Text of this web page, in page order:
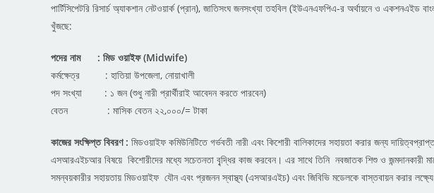
পার্টিসিপেটরি রিসার্চ অ্যাকশান নেটওয়ার্ক (প্রান), জাতিসংঘ জনসংখ্যা তহবিল (ইউএনএফপিএ-র অর্থায়নে ও একশনএইড
খুঁজছে:
পদের নাম : মিড ওয়াইফ (Midwife)
কর্মক্ষেত্র : হাতিয়া উপজেলা, নোয়াখালী
পদ সংখ্যা : ১ জন (শুধু নারী প্রার্থীরাই আবেদন করতে পারবেন)
বেতন : মাসিক বেতন ২২,০০০/= টাকা
কাজের সংক্ষিপ্ত বিবরণ : মিডওয়াইফ কমিউনিটিতে গর্ভবতী নারী এবং কিশোরী বালিকাদের সহায়তা করার জন্য
এসআরএইচআর বিষয়ে কিশোরীদের মধ্যে সচেতনতা বৃ্দ্ধির কাজ করবেন। এর সাথে তিনি নবজাতক শিশু ও
সমন্বয়কারীর সহায়তায় মিডওয়াইফ যৌন এবং প্রজনন স্বাস্থ্য (এসআরএইচ) এবং জিবিভি মডেলকে বাস্তবায়ন করার